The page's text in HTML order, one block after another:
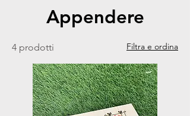
Appendere
4 prodotti Filtra e ordina